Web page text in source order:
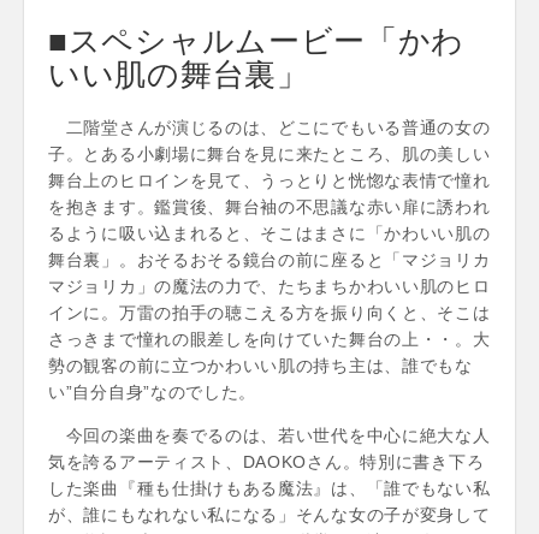
■スペシャルムービー「かわ
いい肌の舞台裏」
二階堂さんが演じるのは、どこにでもいる普通の女の
子。とある小劇場に舞台を見に来たところ、肌の美しい
舞台上のヒロインを見て、うっとりと恍惚な表情で憧れ
を抱きます。鑑賞後、舞台袖の不思議な赤い扉に誘われ
るように吸い込まれると、そこはまさに「かわいい肌の
舞台裏」。おそるおそる鏡台の前に座ると「マジョリカ
マジョリカ」の魔法の力で、たちまちかわいい肌のヒロ
インに。万雷の拍手の聴こえる方を振り向くと、そこは
さっきまで憧れの眼差しを向けていた舞台の上・・。大
勢の観客の前に立つかわいい肌の持ち主は、誰でもな
い”自分自身”なのでした。
今回の楽曲を奏でるのは、若い世代を中心に絶大な人
気を誇るアーティスト、DAOKOさん。特別に書き下ろ
した楽曲『種も仕掛けもある魔法』は、「誰でもない私
が、誰にもなれない私になる」そんな女の子が変身して